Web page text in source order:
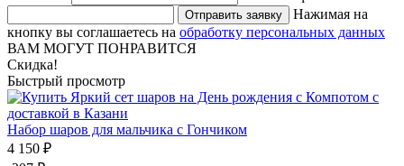
Отправить заявку
Нажимая на
кнопку вы соглашаетесь на обработку персональных данных
ВАМ МОГУТ ПОНРАВИТСЯ
Скидка!
Быстрый просмотр
Набор шаров для мальчика с Гончиком
4 150 ₽